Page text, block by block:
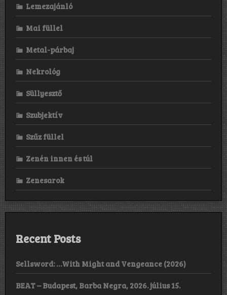
Lemezajánló
Mai füllel
Metal-párbaj
Nekrológ
Süllyesztő
Szubjektív
Szűz füllel
Zenén innen és túl
Zenesarok
Recent Posts
Sellsword: …With Might and Vengeance (2026)
BEAT – Budapest, Barba Negra, 2026. július 15.